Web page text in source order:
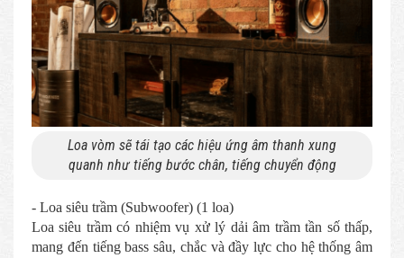
Loa vòm sẽ tái tạo các hiệu ứng âm thanh xung
quanh như tiếng bước chân, tiếng chuyển động
- Loa siêu trầm (Subwoofer) (1 loa)
Loa siêu trầm có nhiệm vụ xử lý dải âm trầm tần số thấp,
mang đến tiếng bass sâu, chắc và đầy lực cho hệ thống âm